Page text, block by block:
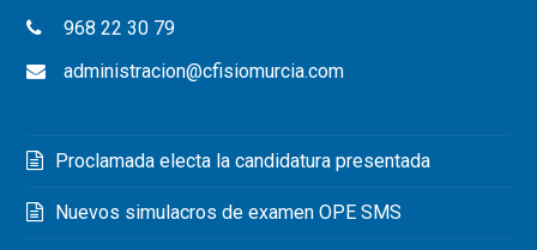
968 22 30 79
administracion@cfisiomurcia.com
Proclamada electa la candidatura presentada
Nuevos simulacros de examen OPE SMS